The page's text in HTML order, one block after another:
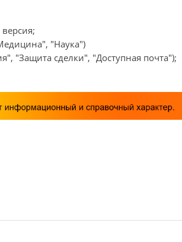
"Наука")
"Защита сделки", "Доступная почта");